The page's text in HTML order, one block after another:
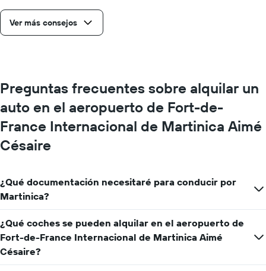
Ver más consejos
Preguntas frecuentes sobre alquilar un
auto en el aeropuerto de Fort-de-
France Internacional de Martinica Aimé
Césaire
¿Qué documentación necesitaré para conducir por
Martinica?
¿Qué coches se pueden alquilar en el aeropuerto de
Fort-de-France Internacional de Martinica Aimé
Césaire?